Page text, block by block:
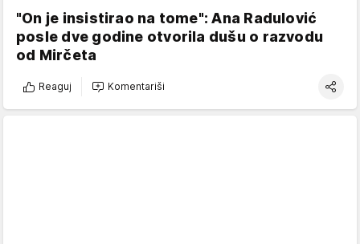
"On je insistirao na tome": Ana Radulović
posle dve godine otvorila dušu o razvodu
od Mirčeta
Reaguj Komentariši